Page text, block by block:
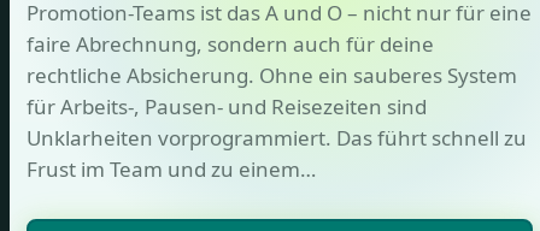
Promotion-Teams ist das A und O – nicht nur für eine
faire Abrechnung, sondern auch für deine
rechtliche Absicherung. Ohne ein sauberes System
für Arbeits-, Pausen- und Reisezeiten sind
Unklarheiten vorprogrammiert. Das führt schnell zu
Frust im Team und zu einem…